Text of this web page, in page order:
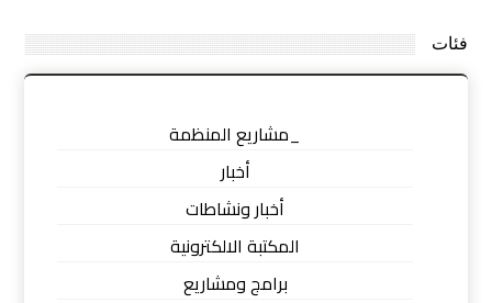
فئات
_مشاريع المنظمة
أخبار
أخبار ونشاطات
المكتبة الالكترونية
برامج ومشاريع